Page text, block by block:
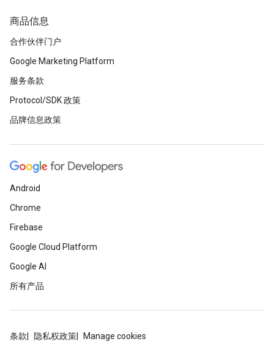
商品信息
合作伙伴门户
Google Marketing Platform
服务条款
Protocol/SDK 政策
品牌信息政策
Android
Chrome
Firebase
Google Cloud Platform
Google AI
所有产品
条款 隐私权政策 Manage cookies